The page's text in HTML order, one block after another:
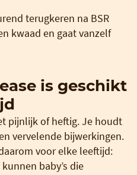
terugkeren na BSR
kwaad en gaat vanzelf
is geschikt
pijnlijk of heftig. Je houdt
vervelende bijwerkingen.
voor elke leeftijd:
baby’s die